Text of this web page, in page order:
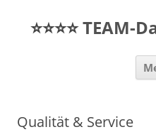
springen TEAM-
Qualität & Service